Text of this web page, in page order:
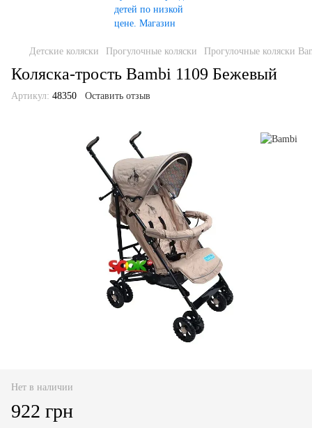
Детские коляски Прогулочные коляски Прогулочные коляски
Коляска-трость Bambi 1109 Бежевый
Артикул: 48350 Оставить отзыв
Нет в наличии
922 грн